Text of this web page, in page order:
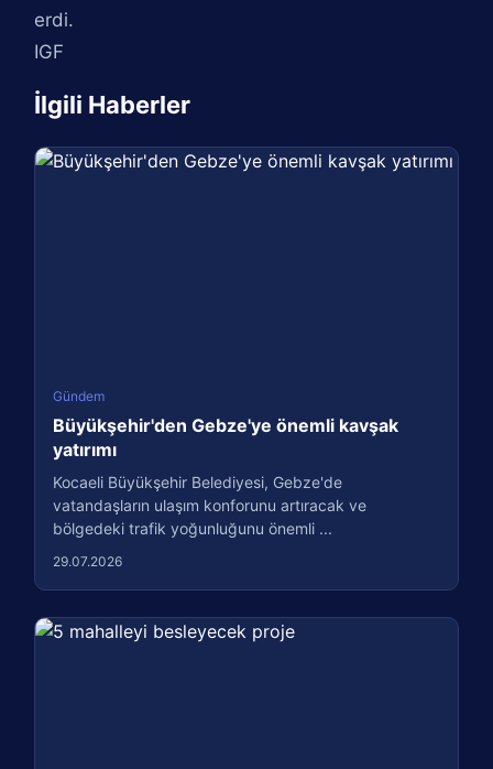
erdi.
IGF
İlgili Haberler
Gündem
Büyükşehir'den Gebze'ye önemli kavşak
yatırımı
Kocaeli Büyükşehir Belediyesi, Gebze'de
vatandaşların ulaşım konforunu artıracak ve
bölgedeki trafik yoğunluğunu önemli ...
29.07.2026